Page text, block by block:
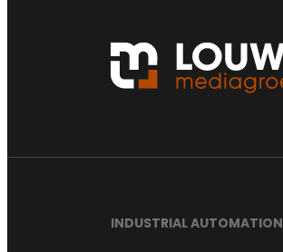
INDUSTRIAL AUTOMATION